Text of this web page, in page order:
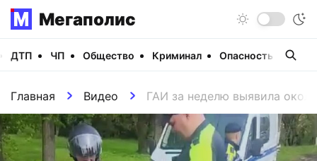
Мегаполис
ДТП ЧП Общество Криминал Опасность
Главная Видео ГАИ за неделю выявила